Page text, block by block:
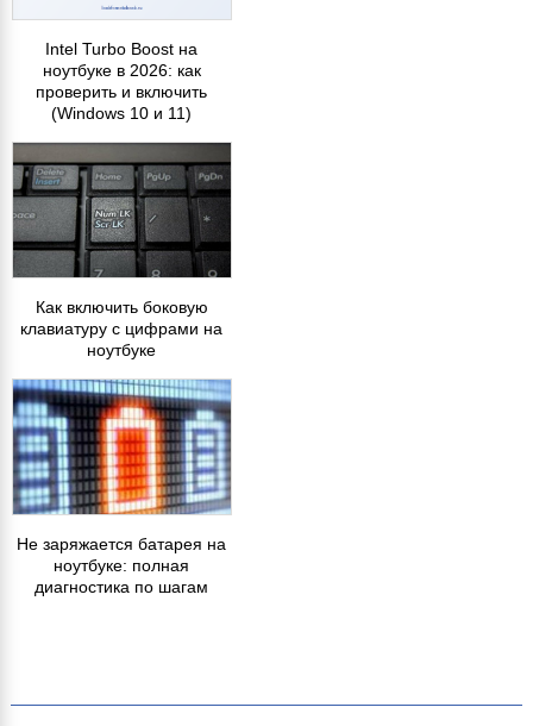
Intel Turbo Boost на
ноутбуке в 2026: как
проверить и включить
(Windows 10 и 11)
Как включить боковую
клавиатуру с цифрами на
ноутбуке
Не заряжается батарея на
ноутбуке: полная
диагностика по шагам